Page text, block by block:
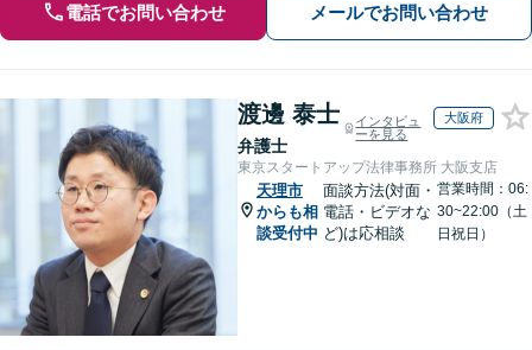
電話でお問い合わせ メールでお問い合わせ
渡邊 泰士
弁護士
インタビュ
ーを見る
大阪府
東京スタートアップ法律事務所 大阪支店
天理市
からも相
談受付中
面談方法(対面・
電話・ビデオな
ど)は応相談
営業時間：06:
30~22:00（土
日祝日）